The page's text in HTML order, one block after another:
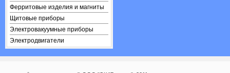
Ферритовые изделия и магниты
Щитовые приборы
Электровакуумные приборы
Электродвигатели